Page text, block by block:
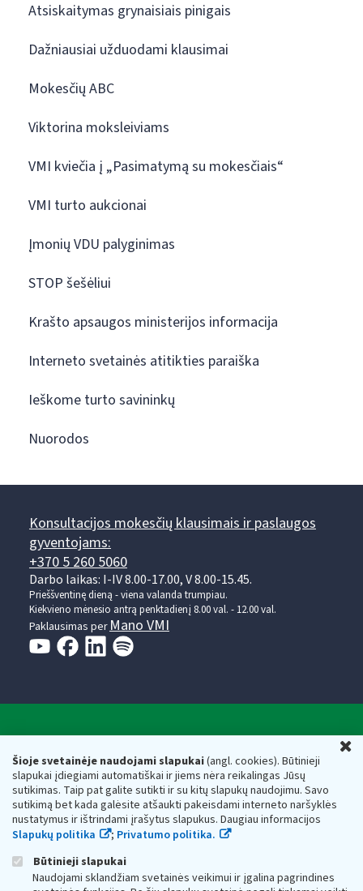
Šioje svetainėje naudojami slapukai(angl. cookies). Būtinieji
slapukai įdiegiami automatiškai ir jiems nėra reikalingas Jūsų
sutikimas. Taip pat galite sutikti ir su kitų slapukų naudojimu. Savo
sutikimą bet kada galėsite atšaukti pakeisdami interneto naršyklės
nustatymus ir ištrindami įrašytus slapukus. Daugiau informacijos
Slapukų politika
; Privatumo politika.
Būtinieji slapukai
Naudojami sklandžiam svetainės veikimui ir įgalina pagrindines
Atsiskaitymas grynaisiais pinigais
Dažniausiai užduodami klausimai
Mokesčių ABC
Viktorina moksleiviams
VMI kviečia į „Pasimatymą su mokesčiais“
VMI turto aukcionai
Įmonių VDU palyginimas
STOP šešėliui
Krašto apsaugos ministerijos informacija
Interneto svetainės atitikties paraiška
Ieškome turto savininkų
Nuorodos
Konsultacijos mokesčių klausimais ir paslaugos
gyventojams:
+370 5 260 5060
Darbo laikas: I-IV 8.00-17.00, V 8.00-15.45.
Prieššventinę dieną - viena valanda trumpiau.
Kiekvieno mėnesio antrą penktadienį 8.00 val. - 12.00 val.
Paklausimas perMano VMI
Valstybinė mokesčių inspekcija prie Lietuvos
Respublikos finansų ministerijos
Biudžetinė įstaiga. Juridinio asmens kodas — 188659752,
adresas: Vasario 16-osios g. 14, 01107 Vilnius, Lietuva, el.paštas:
vmi@vmi.lt , E. pristatymo dėžutės adresas 188659752
Duomenys apie Valstybinę mokesčių inspekciją prie Lietuvos
Respublikos finansų ministerijos kaupiami ir saugomi Juridinių